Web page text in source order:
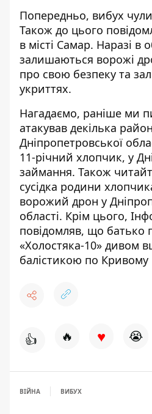
Попередньо, вибух чули
Також до цього
в місті Самар. Наразі в
залишаються ворожі
про свою безпеку та
укриттях.
Нагадаємо, раніше ми
атакував декілька
Дніпропетровської
11-річний хлопчик, у
займання. Також
сусідка родини
ворожий дрон у
області. Крім цього,
повідомляв, що батько
«Холостяка-10» дивом
балістикою по Кривому
👍 🔥 ♥ 😭
ВІЙНА ВИБУХ